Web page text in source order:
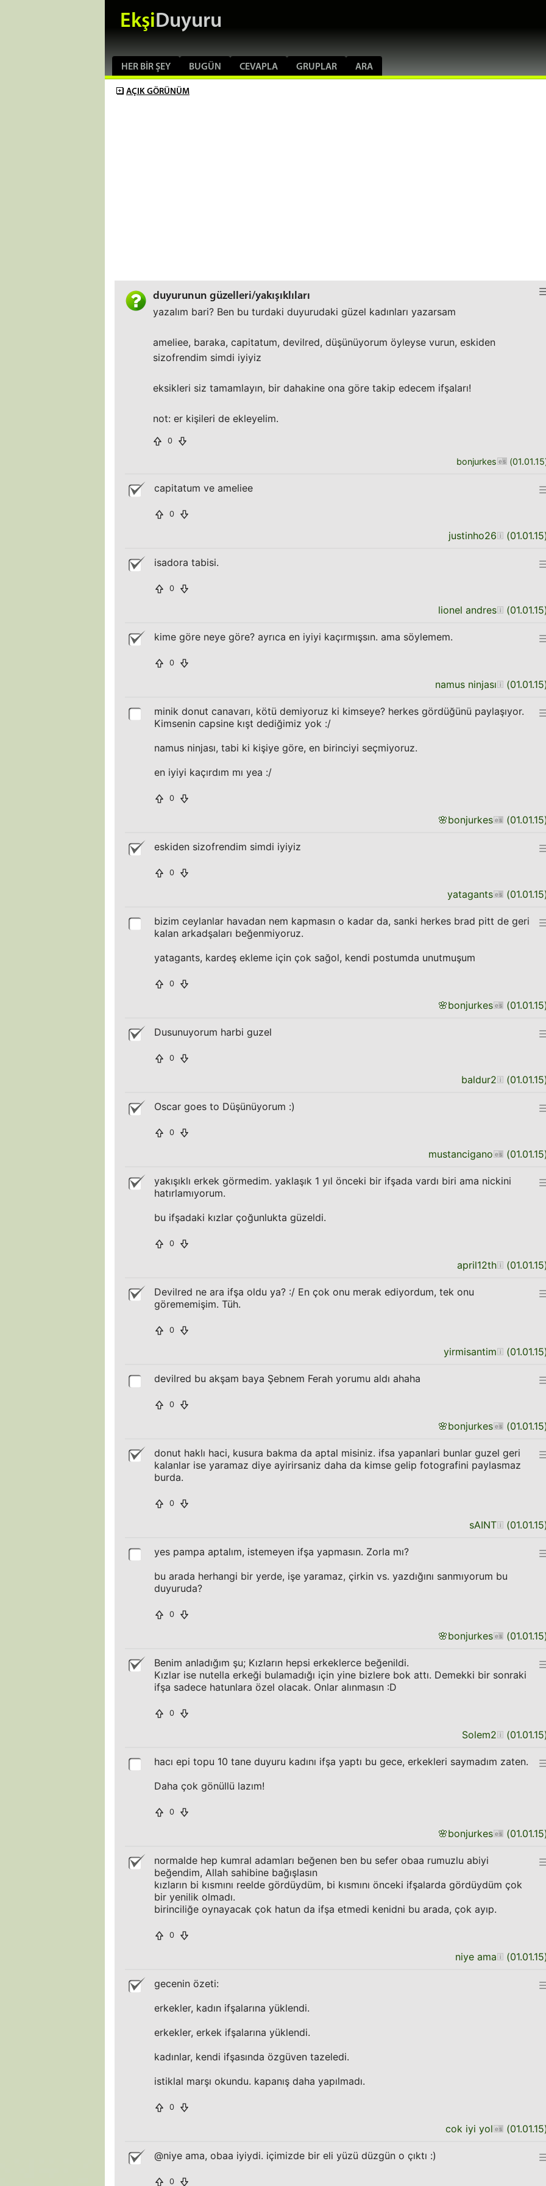
EkşiDuyuru
HER BIR ŞEY BUGÜN CEVAPLA GRUPLAR ARA
AÇIK GÖRÜNÜM
duyurunun güzelleri/yakışıklıları
yazalım bari? Ben bu turdaki duyurudaki güzel kadınları yazarsam
ameliee, baraka, capitatum, devilred, düşünüyorum öyleyse vurun, eskiden
sizofrendim simdi iyiyiz
eksikleri siz tamamlayın, bir dahakine ona göre takip edecem ifşaları!
not: er kişileri de ekleyelim.
0
bonjurkes (01.01.15
capitatum ve ameliee
0
justinho26 (01.01.15
isadora tabisi.
0
lionel andres (01.01.15
kime göre neye göre? ayrıca en iyiyi kaçırmışsın. ama söylemem.
0
namus ninjası (01.01.15
minik donut canavarı, kötü demiyoruz ki kimseye? herkes gördüğünü paylaşıyor.
Kimsenin capsine kışt dediğimiz yok :/
namus ninjası, tabi ki kişiye göre, en birinciyi seçmiyoruz.
en iyiyi kaçırdım mı yea :/
0
🌸bonjurkes (01.01.15
eskiden sizofrendim simdi iyiyiz
0
yatagants (01.01.15
bizim ceylanlar havadan nem kapmasın o kadar da, sanki herkes brad pitt de geri
kalan arkadşaları beğenmiyoruz.
yatagants, kardeş ekleme için çok sağol, kendi postumda unutmuşum
0
🌸bonjurkes (01.01.15
Dusunuyorum harbi guzel
0
baldur2 (01.01.15
Oscar goes to Düşünüyorum :)
0
mustancigano (01.01.15
yakışıklı erkek görmedim. yaklaşık 1 yıl önceki bir ifşada vardı biri ama nickini
hatırlamıyorum.
bu ifşadaki kızlar çoğunlukta güzeldi.
0
april12th (01.01.15
Devilred ne ara ifşa oldu ya? :/ En çok onu merak ediyordum, tek onu
görememişim. Tüh.
0
yirmisantim (01.01.15
devilred bu akşam baya Şebnem Ferah yorumu aldı ahaha
0
🌸bonjurkes (01.01.15
donut haklı haci, kusura bakma da aptal misiniz. ifsa yapanlari bunlar guzel geri
kalanlar ise yaramaz diye ayirirsaniz daha da kimse gelip fotografini paylasmaz
burda.
0
sAINT (01.01.15
yes pampa aptalım, istemeyen ifşa yapmasın. Zorla mı?
bu arada herhangi bir yerde, işe yaramaz, çirkin vs. yazdığını sanmıyorum bu
duyuruda?
0
🌸bonjurkes (01.01.15
Benim anladığım şu; Kızların hepsi erkeklerce beğenildi.
Kızlar ise nutella erkeği bulamadığı için yine bizlere bok attı. Demekki bir sonraki
ifşa sadece hatunlara özel olacak. Onlar alınmasın :D
0
Solem2 (01.01.15
hacı epi topu 10 tane duyuru kadını ifşa yaptı bu gece, erkekleri saymadım zaten.
Daha çok gönüllü lazım!
0
🌸bonjurkes (01.01.15
normalde hep kumral adamları beğenen ben bu sefer obaa rumuzlu abiyi
beğendim, Allah sahibine bağışlasın
kızların bi kısmını reelde gördüydüm, bi kısmını önceki ifşalarda gördüydüm çok
bir yenilik olmadı.
birinciliğe oynayacak çok hatun da ifşa etmedi kenidni bu arada, çok ayıp.
0
niye ama (01.01.15
gecenin özeti:
erkekler, kadın ifşalarına yüklendi.
erkekler, erkek ifşalarına yüklendi.
kadınlar, kendi ifşasında özgüven tazeledi.
istiklal marşı okundu. kapanış daha yapılmadı.
0
cok iyi yol (01.01.15
@niye ama, obaa iyiydi. içimizde bir eli yüzü düzgün o çıktı :)
0